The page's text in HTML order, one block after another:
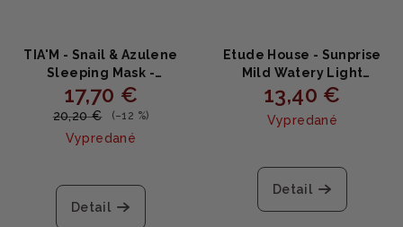
TIA'M - Snail & Azulene
Sleeping Mask -
Regeneračná nočná
maska so slimačím
mucínom a azulénom
100ml
17,70 €
20,20 € (–12 %)
Vypredané
Detail
Etude House - Sunprise
Mild Watery Light
Sunscreen SPF50+ PA+++ -
ľahký krém s SPF 50g
13,40 €
Vypredané
Detail